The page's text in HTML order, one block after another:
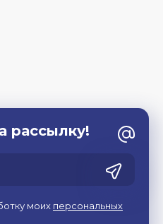
рассылку!
моих персональных